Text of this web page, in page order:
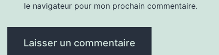
le navigateur pour mon prochain commentaire.